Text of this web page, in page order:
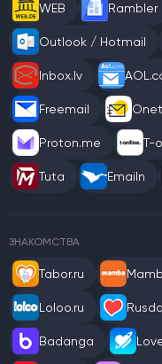
WEB Rambler
Outlook / Hotmail
Inbox.lv
Freemail
Proton.me T-
Tuta Emailn
ЗНАКОМСТВА
Tabor.ru
Loloo.ru
Badanga